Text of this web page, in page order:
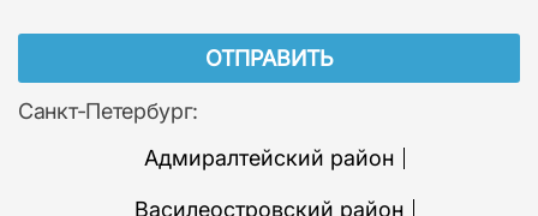
Санкт-Петербург:
Адмиралтейский район
Василеостровский район